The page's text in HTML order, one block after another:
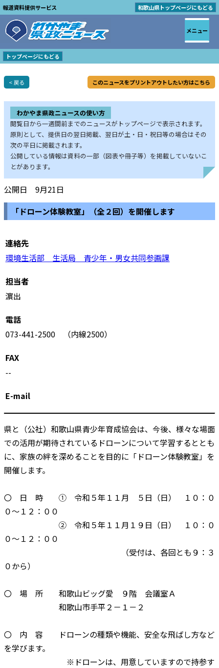
報道資料提供サービス 和歌山県トップページにもどる
トップページにもどる
< 戻る このニュースをプリントアウトしたい方はこちら
わかやま県政ニュースの使い方
閲覧日から一週間前までのニュースがトップページで表示されます。
原則として、提供日の翌日掲載、翌日が土・日・祝日等の場合はその
次の平日に掲載されます。
公開している情報は資料の一部（図表や冊子等）を掲載していないこ
とがあります。
公開日 9月21日
「ドローン体験教室」（全２回）を開催します
連絡先
環境生活部 生活局 青少年・男女共同参画課
担当者
濵出
電話
073-441-2500 （内線2500）
FAX
--
E-mail
県と（公社）和歌山県青少年育成協会は、今後、様々な場面
での活用が期待されているドローンについて学習するととも
に、家族の絆を深めることを目的に「ドローン体験教室」を
開催します。
〇 日 時 ① 令和５年１１月 ５日（日） １０：０
０～１２：００
② 令和５年１１月１９日（日） １０：０
０～１２：００
（受付は、各回とも９：３
０から）
〇 場 所 和歌山ビッグ愛 ９階 会議室Ａ
和歌山市手平２－１－２
〇 内 容 ドローンの種類や機能、安全な飛ばし方など
を学びます。
※ドローンは、用意していますので持参す
メニュー